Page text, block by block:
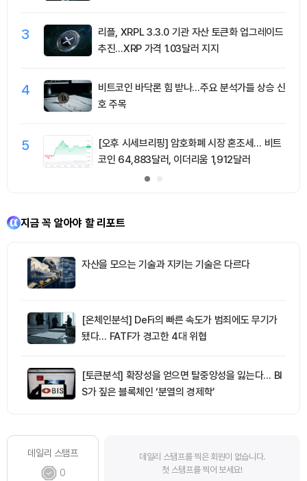
3
리플, XRPL 3.3.0 기관 자산 토큰화 업그레이드
추진…XRP 가격 1.03달러 지지
4
비트코인 바닥론 힘 받나…주요 분석가들 상승 신
호 주목
5
[오후 시세브리핑] 암호화폐 시장 혼조세… 비트
코인 64,883달러, 이더리움 1,912달러
지금 꼭 알아야 할 리포트
자산을 모으는 기술과 지키는 기술은 다르다
[온체인분석] DeFi의 빠른 속도가 범죄에도 무기가
됐다… FATF가 경고한 4대 위협
[토큰분석] 확장성을 얻으면 탈중앙성을 잃는다… BI
S가 짚은 블록체인 ‘분열의 경제학’
데일리 스탬프
0
데일리 스탬프를 찍은 회원이 없습니다.
첫 스탬프를 찍어 보세요!